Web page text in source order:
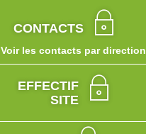
CONTACTS
Voir les contacts par direction
EFFECTIF
SITE